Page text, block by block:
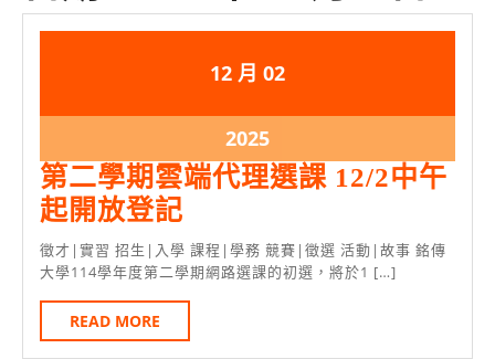
12 月 2025
12
月
2
022025
月
2
20252025
年
12
2
日
第二學期雲端代理選課 12/2中午
起開放登記
二
學
期
雲
徵才|實習 招生|入學 課程|學務 競賽|徵選 活動|故事 銘傳
大學114學年度第二學期網路選課的初選，將於1 […]
READ MORE
MORE